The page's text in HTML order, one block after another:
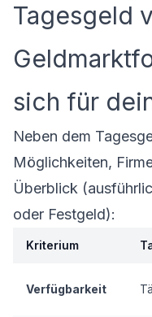
Tagesgeld
sich für
Neben dem
Möglichkeiten,
Überblick (
oder Festgeld):
Kriterium
Verfügbarkeit